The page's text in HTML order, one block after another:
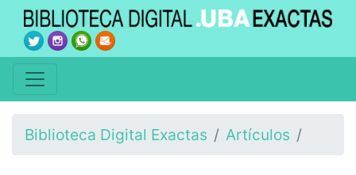
Biblioteca Digital Exactas Artículos